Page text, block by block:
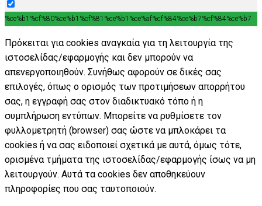
%ce%b1%cf%80%ce%b1%cf%81%ce%b1%ce%af%cf%84%ce%b7%cf%84%ce%b7
Πρόκειται για cookies αναγκαία για τη λειτουργία της
ιστοσελίδας/εφαρμογής και δεν μπορούν να
απενεργοποιηθούν. Συνήθως αφορούν σε δικές σας
επιλογές, όπως ο ορισμός των προτιμήσεων απορρήτου
σας, η εγγραφή σας στον διαδικτυακό τόπο ή η
συμπλήρωση εντύπων. Μπορείτε να ρυθμίσετε τον
φυλλομετρητή (browser) σας ώστε να μπλοκάρει τα
cookies ή να σας ειδοποιεί σχετικά με αυτά, όμως τότε,
ορισμένα τμήματα της ιστοσελίδας/εφαρμογής ίσως να μη
λειτουργούν. Αυτά τα cookies δεν αποθηκεύουν
πληροφορίες που σας ταυτοποιούν.